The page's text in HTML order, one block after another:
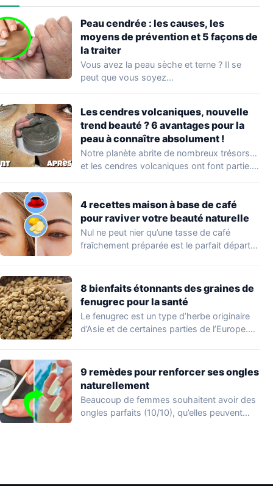
Peau cendrée : les causes, les
moyens de prévention et 5 façons de
la traiter
Vous avez la peau sèche et terne ? Il se
peut que vous soyez…
Les cendres volcaniques, nouvelle
trend beauté ? 6 avantages pour la
peau à connaître absolument !
Notre planète abrite de nombreux trésors…
et les cendres volcaniques ont font partie.
4 recettes maison à base de café
pour raviver votre beauté naturelle
Nul ne peut nier qu’une tasse de café
fraîchement préparée est le parfait départ…
8 bienfaits étonnants des graines de
fenugrec pour la santé
Le fenugrec est un type d’herbe originaire
d’Asie et de certaines parties de l’Europe.…
9 remèdes pour renforcer ses ongles
naturellement
Beaucoup de femmes souhaitent avoir des
ongles parfaits (10/10), qu’elles peuvent